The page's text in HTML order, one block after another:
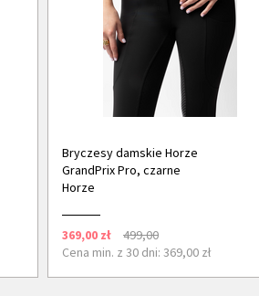
Bryczesy damskie Horze
GrandPrix Pro, czarne
Horze
369,00 zł
499,00
Cena min. z 30 dni: 369,00 zł